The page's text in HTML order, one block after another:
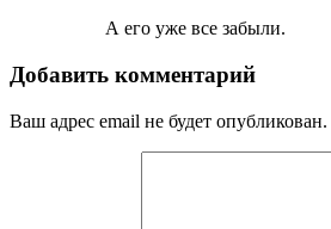
А его уже все забыли.
Добавить комментарий
Ваш адрес email не будет опубликован.